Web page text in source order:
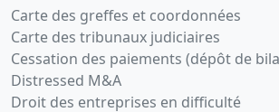
Carte des greffes et coordonnées
Carte des tribunaux judiciaires
Cessation des paiements (dépôt de
Distressed M&A
Droit des entreprises en difficulté